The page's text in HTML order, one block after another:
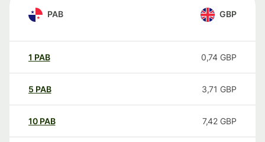
PAB GBP
1 PAB 0,74 GBP
5 PAB 3,71 GBP
10 PAB 7,42 GBP